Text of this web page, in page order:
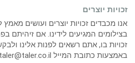
זכויות יוצרים
אנו מכבדים זכויות יוצרים ועושים
בצילומים המגיעים לידינו. אם זיהיתם
זכויות בו, אתם רשאים לפנות אלינו
באמצעות כתובת המייל taler@taler.co.il